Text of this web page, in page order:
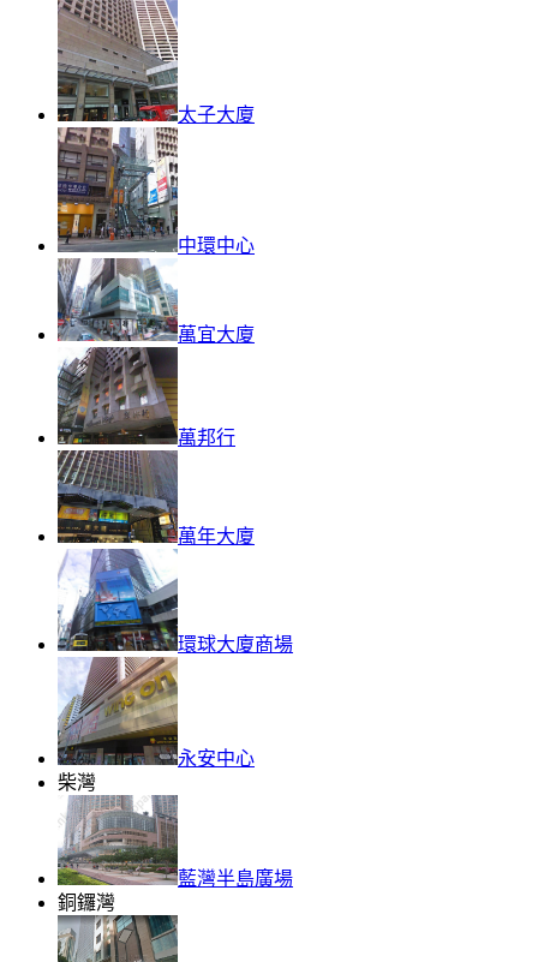
太子大廈
中環中心
萬宜大廈
萬邦行
萬年大廈
環球大廈商場
永安中心
柴灣
藍灣半島廣場
銅鑼灣